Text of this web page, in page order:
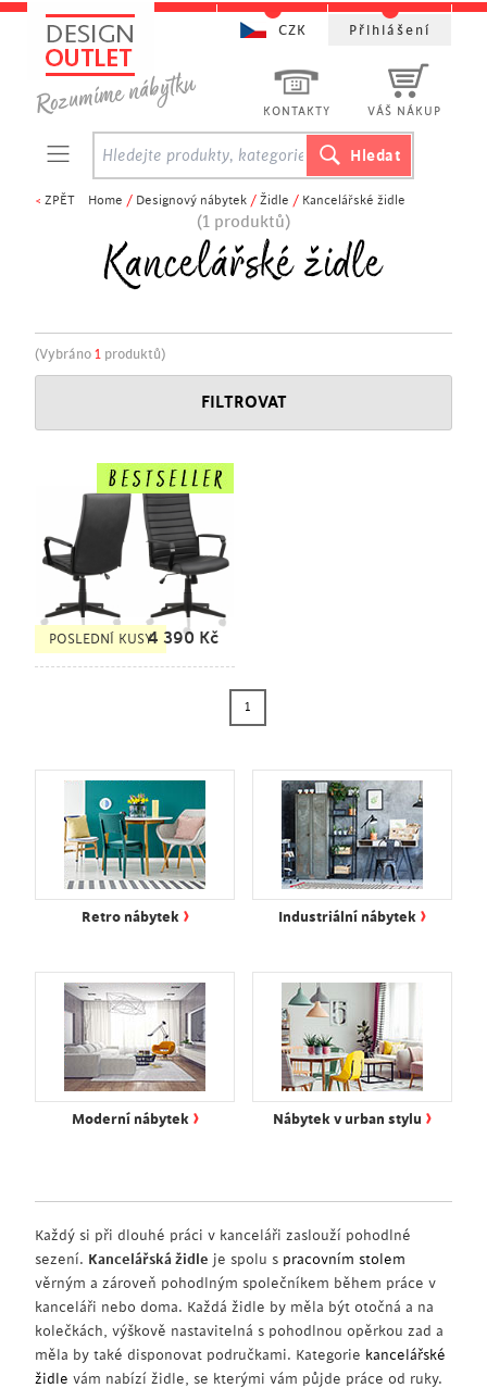
< ZPĚT Home / Designový nábytek / Židle / Kancelářské židle
(1 produktů)
Kancelářské židle
(Vybráno 1 produktů)
FILTROVAT
POSLEDNÍ KUSY4 390 Kč
1
Retro nábytek › Industriální nábytek ›
Moderní nábytek › Nábytek v urban stylu ›
Každý si při dlouhé práci v kanceláři zaslouží pohodlné
sezení. Kancelářská židle je spolu s pracovním stolem
věrným a zároveň pohodlným společníkem během práce v
kanceláři nebo doma. Každá židle by měla být otočná a na
kolečkách, výškově nastavitelná s pohodlnou opěrkou zad a
měla by také disponovat područkami. Kategorie kancelářské
židle vám nabízí židle, se kterými vám půjde práce od ruky.
KONTAKTY VÁŠ NÁKUP
CZK Přihlášení